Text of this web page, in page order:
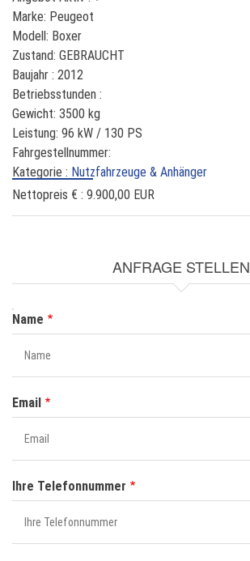
Marke: Peugeot
Modell: Boxer
Zustand: GEBRAUCHT
Baujahr : 2012
Betriebsstunden :
Gewicht: 3500 kg
Leistung: 96 kW / 130 PS
Fahrgestellnummer:
Kategorie : Nutzfahrzeuge & Anhänger
Nettopreis € : 9.900,00 EUR
ANFRAGE STELLEN
NAME
Name
Email
Ihre Telefonnummer